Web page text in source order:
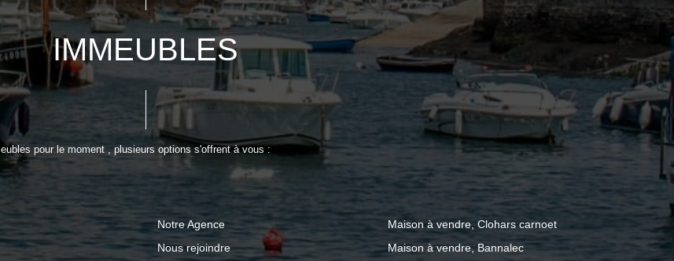
IMMEUBLES
pour le moment , plusieurs options s'offrent à vous :
Notre Agence
Nous rejoindre
Maison à vendre, Clohars carnoet
Maison à vendre, Bannalec